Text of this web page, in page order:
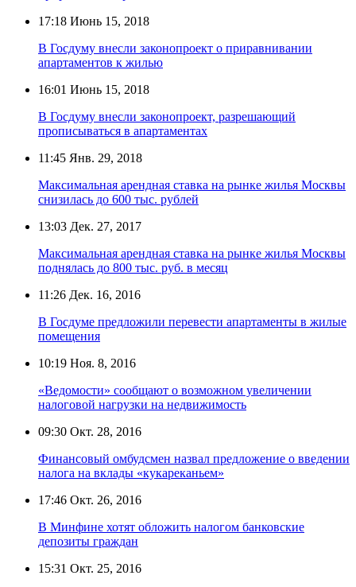
17:18 Июнь 15, 2018
В Госдуму внесли законопроект о приравнивании
апартаментов к жилью
16:01 Июнь 15, 2018
В Госдуму внесли законопроект, разрешающий
прописываться в апартаментах
11:45 Янв. 29, 2018
Максимальная арендная ставка на рынке жилья Москвы
снизилась до 600 тыс. рублей
13:03 Дек. 27, 2017
Максимальная арендная ставка на рынке жилья Москвы
поднялась до 800 тыс. руб. в месяц
11:26 Дек. 16, 2016
В Госдуме предложили перевести апартаменты в жилые
помещения
10:19 Ноя. 8, 2016
«Ведомости» сообщают о возможном увеличении
налоговой нагрузки на недвижимость
09:30 Окт. 28, 2016
Финансовый омбудсмен назвал предложение о введении
налога на вклады «кукареканьем»
17:46 Окт. 26, 2016
В Минфине хотят обложить налогом банковские
депозиты граждан
15:31 Окт. 25, 2016